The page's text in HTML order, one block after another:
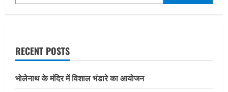
RECENT POSTS
भोलेनाथ के मंदिर में विशाल भंडारे का आयोजन